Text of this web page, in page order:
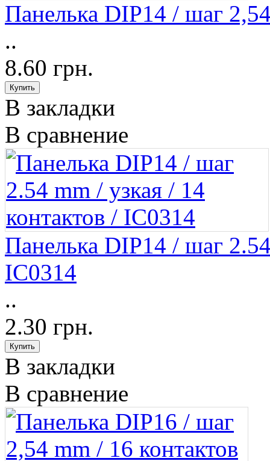
Панелька DIP14 / шаг
..
8.60 грн.
В закладки
В сравнение
Панелька DIP14 / шаг
IC0314
..
2.30 грн.
В закладки
В сравнение